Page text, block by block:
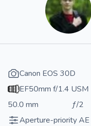
Canon EOS 30D
EF50mm f/1.4 USM
50.0 mm
ƒ/2
Aperture-priority AE